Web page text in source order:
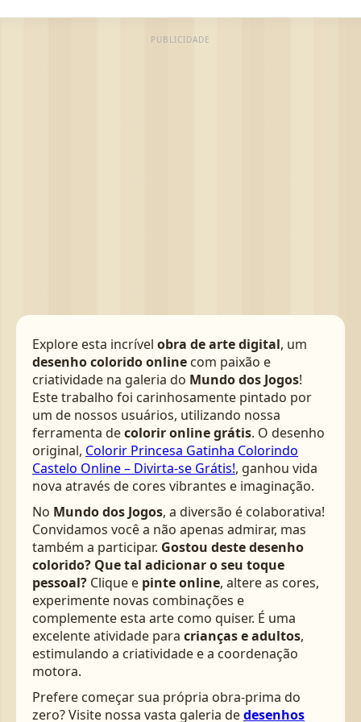
PUBLICIDADE
Explore esta incrível obra de arte digital, um
desenho colorido online com paixão e
criatividade na galeria do Mundo dos Jogos!
Este trabalho foi carinhosamente pintado por
um de nossos usuários, utilizando nossa
ferramenta decolorir online grátis. O desenho
original, Colorir Princesa Gatinha Colorindo
Castelo Online – Divirta-se Grátis!, ganhou vida
nova através de cores vibrantes e imaginação.
No Mundo dos Jogos, a diversão é colaborativa!
Convidamos você a não apenas admirar, mas
também a participar. Gostou deste desenho
colorido? Que tal adicionar o seu toque
pessoal? Clique e pinte online, altere as cores,
experimente novas combinações e
complemente esta arte como quiser. É uma
excelente atividade para crianças e adultos,
estimulando a criatividade e a coordenação
motora.
Prefere começar sua própria obra-prima do
zero? Visite nossa vasta galeria dedesenhos